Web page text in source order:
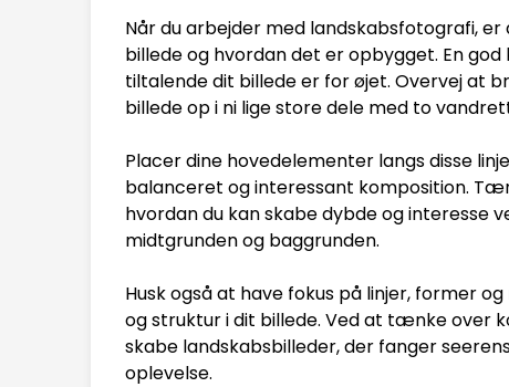
Når du arbejder med landskabsfotografi,
billede og hvordan det er opbygget. En
tiltalende dit billede er for øjet. Overvej at
billede op i ni lige store dele med to
Placer dine hovedelementer langs disse
balanceret og interessant komposition.
hvordan du kan skabe dybde og interesse
midtgrunden og baggrunden.
Husk også at have fokus på linjer, former
og struktur i dit billede. Ved at tænke over
skabe landskabsbilleder, der fanger
oplevelse.